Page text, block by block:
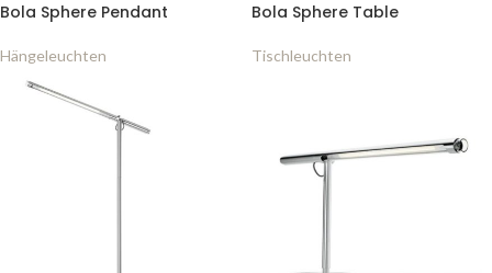
Bola Sphere Pendant
Hängeleuchten
Bola Sphere Table
Tischleuchten